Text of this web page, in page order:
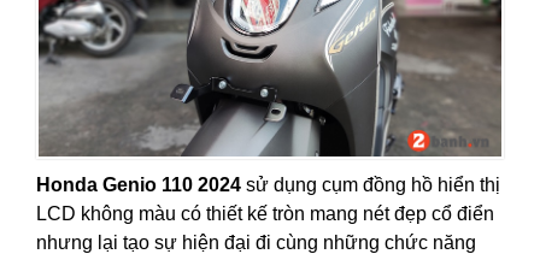
Honda Genio 110 2024 sử dụng cụm đồng hồ hiển thị
LCD không màu có thiết kế tròn mang nét đẹp cổ điển
nhưng lại tạo sự hiện đại đi cùng những chức năng